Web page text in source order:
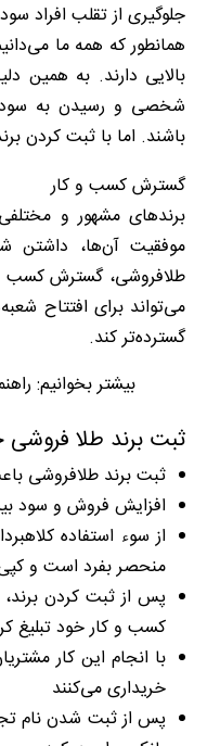
جلوگیری از تقلب افراد
همانطور که همه ما
بالایی دارند. به همین
شخصی و رسیدن به
باشند. اما با ثبت کردن
گسترش کسب و کار
برندهای مشهور و
موفقیت آن‌ها، داشتن
طلافروشی، گسترش کسب
می‌تواند برای افتتاح
گسترده‌تر کند.
بیشتر بخوانیم:
ثبت برند طلا فروشی
ثبت برند طلافروشی
افزایش فروش و سود
از سوء استفاده
منحصر بفرد است و
پس از ثبت کردن
کسب و کار خود تبلیغ
با انجام این کار
خریداری می‌کنند
پس از ثبت شدن نام